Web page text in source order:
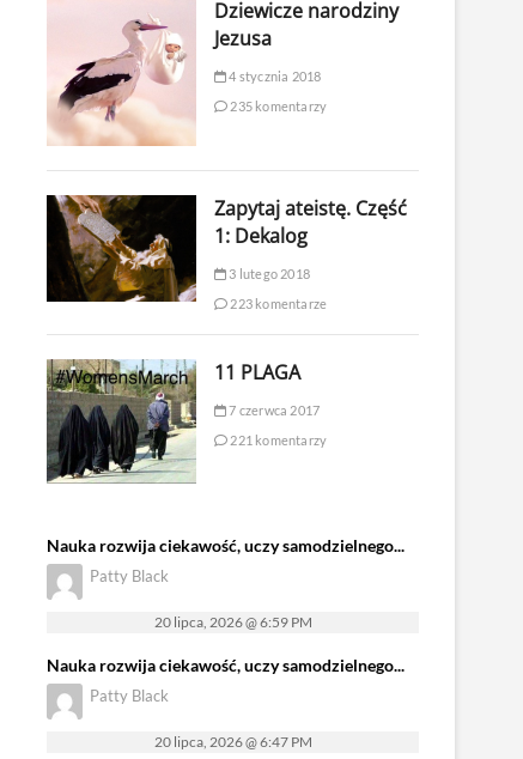
Dziewicze narodziny
Jezusa
4 stycznia 2018
235 komentarzy
Zapytaj ateistę. Część
1: Dekalog
3 lutego 2018
223 komentarze
11 PLAGA
7 czerwca 2017
221 komentarzy
Nauka rozwija ciekawość, uczy samodzielnego...
Patty Black
20 lipca, 2026 @ 6:59 PM
Nauka rozwija ciekawość, uczy samodzielnego...
Patty Black
20 lipca, 2026 @ 6:47 PM